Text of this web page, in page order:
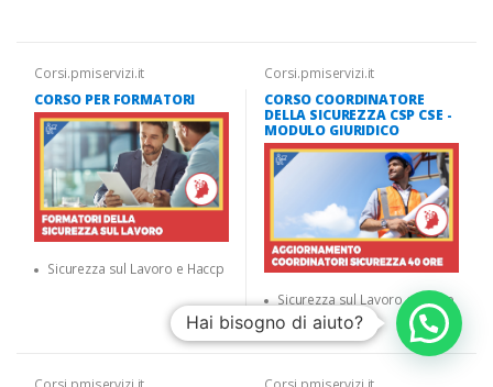
Hai bisogno di aiuto?
Corsi.pmiservizi.it
CORSO PER FORMATORI
Sicurezza sul Lavoro e Haccp
Corsi.pmiservizi.it
CORSO COORDINATORE
DELLA SICUREZZA CSP CSE -
MODULO GIURIDICO
Sicurezza sul Lavoro e Haccp